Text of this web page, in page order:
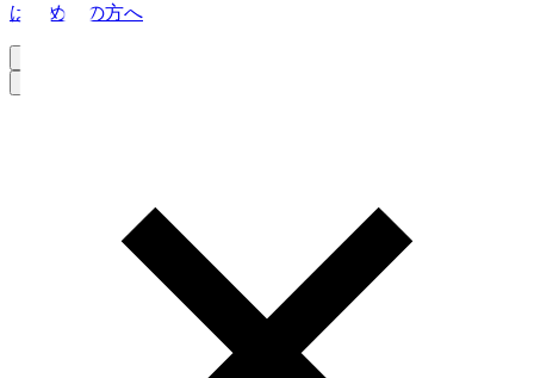
はじめての方へ